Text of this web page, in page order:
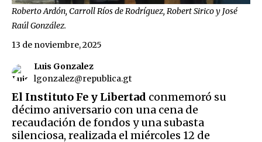
Roberto Ardón, Carroll Ríos de Rodríguez, Robert Sirico y José
Raúl González.
Luis Gonzalez
lgonzalez@republica.gt
13 de noviembre, 2025
El Instituto Fe y Libertad conmemoró su
décimo aniversario con una cena de
recaudación de fondos y una subasta
silenciosa, realizada el miércoles 12 de